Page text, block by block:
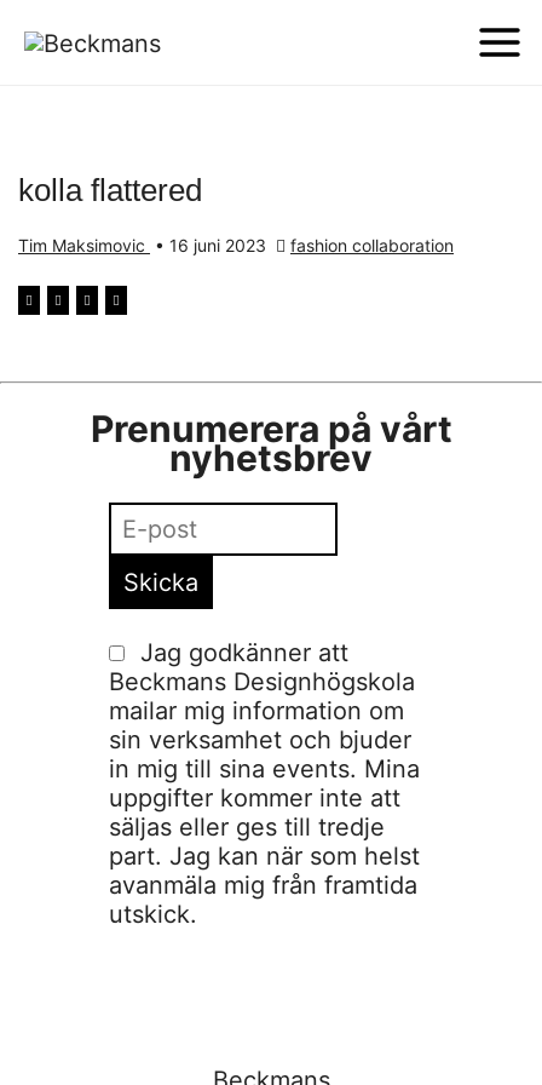
kolla flattered
Tim Maksimovic • 16 juni 2023 fashion collaboration
Prenumerera på vårt
nyhetsbrev
Jag godkänner att
Beckmans Designhögskola
mailar mig information om
sin verksamhet och bjuder
in mig till sina events. Mina
uppgifter kommer inte att
säljas eller ges till tredje
part. Jag kan när som helst
avanmäla mig från framtida
utskick.